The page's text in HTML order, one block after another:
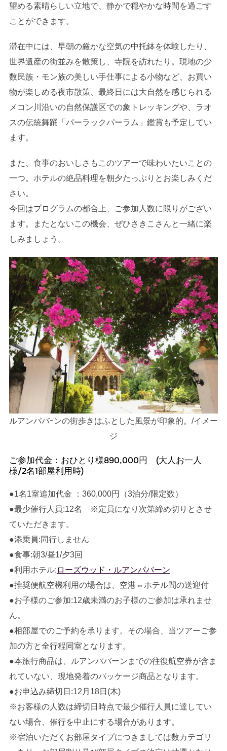
望める素晴らしい立地で、静かで穏やかな時間を過ごす
ことができます。
滞在中には、早朝の厳かな空気の中托鉢を体験したり、
世界遺産の街並みを散策し、寺院を訪れたり。現地の少
数民族・モン族の美しい手仕事による小物など、お買い
物が楽しめる夜市散策、最終日には大自然を感じられる
メコン川沿いの自然保護区での象トレッキングや、ラオ
スの伝統舞踊「パーラックパーラム」鑑賞も予定してい
ます。
また、食事のおいしさもこのツアーで味わいたいことの
一つ。ホテルの絶品料理を朝夕たっぷりとお楽しみくだ
さい。
今回はプログラムの都合上、ご参加人数に限りがござい
ます。またとないこの機会、ぜひさきこさんと一緒に楽
しみましょう。
ルアンパバｰンの街歩きはふとした風景が印象的。/イメー
ジ
ご参加代金：おひとり様890,000円 (大人お一人
様/2名1部屋利用時)
●1名1室追加代金 ：360,000円（3泊分/限定数）
●最少催行人員:12名 ※定員になり次第締め切りとさせ
ていただきます。
●添乗員:同行しません
●食事:朝3/昼1/夕3回
●利用ホテル: ローズウッド・ルアンパバーン
●推奨便航空機利用の場合は、空港⇔ホテル間の送迎付
●お子様のご参加:12歳未満のお子様のご参加は承れませ
ん。
●相部屋でのご予約を承ります。その場合、当ツアーご参
加の方と全行程同室となります。
●本旅行商品は、ルアンパバーンまでの往復航空券が含ま
れていない、現地発着のパッケージ商品となります。
●お申込み締切日:12月18日(木)
※お客様の人数は締切日時点で最少催行人員に達してい
ない場合、催行を中止にする場合があります。
※宿泊いただくお部屋タイプにつきましては数カテゴリ